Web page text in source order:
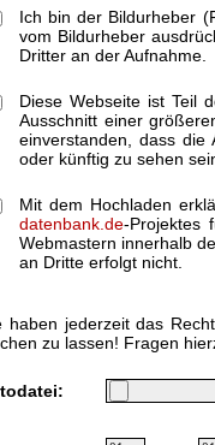
Ich bin der Bildurheber
vom Bildurheber
Dritter an der Aufnahme.
Diese Webseite ist Teil
Ausschnitt einer
einverstanden, dass
oder künftig zu sehen
Mit dem Hochladen
datenbank.de-Projektes
Webmastern innerhalb
an Dritte erfolgt nicht.
haben jederzeit das
zu lassen! Fragen